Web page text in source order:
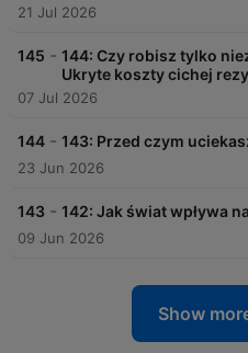
21 Jul 2026
145 - 144: Czy robisz tylko
Ukryte koszty cichej
07 Jul 2026
144 - 143: Przed czym
23 Jun 2026
143 - 142: Jak świat wpływa
09 Jun 2026
Show